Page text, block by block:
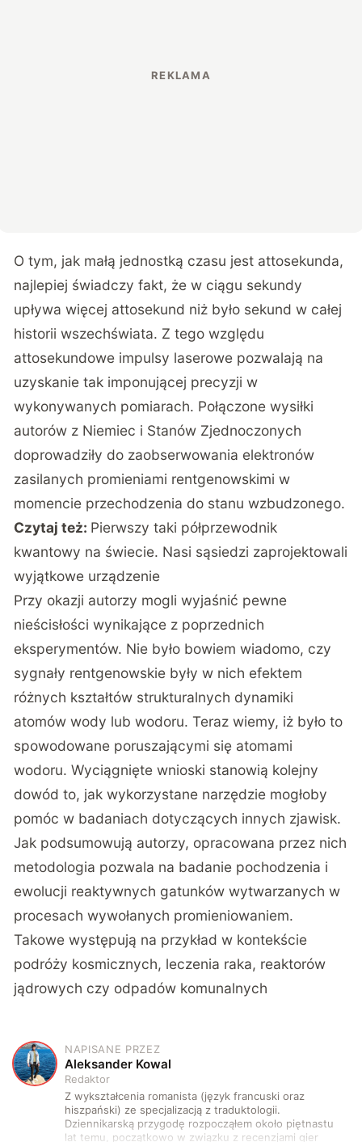
O tym, jak małą jednostką czasu jest attosekunda,
najlepiej świadczy fakt, że w ciągu sekundy
upływa więcej attosekund niż było sekund w całej
historii wszechświata. Z tego względu
attosekundowe impulsy laserowe pozwalają na
uzyskanie tak imponującej precyzji w
wykonywanych pomiarach. Połączone wysiłki
autorów z Niemiec i Stanów Zjednoczonych
doprowadziły do zaobserwowania elektronów
zasilanych promieniami rentgenowskimi w
momencie przechodzenia do stanu wzbudzonego.
Czytaj też: Pierwszy taki półprzewodnik
kwantowy na świecie. Nasi sąsiedzi zaprojektowali
wyjątkowe urządzenie
Przy okazji autorzy mogli wyjaśnić pewne
nieścisłości wynikające z poprzednich
eksperymentów. Nie było bowiem wiadomo, czy
sygnały rentgenowskie były w nich efektem
różnych kształtów strukturalnych dynamiki
atomów wody lub wodoru. Teraz wiemy, iż było to
spowodowane poruszającymi się atomami
wodoru. Wyciągnięte wnioski stanowią kolejny
dowód to, jak wykorzystane narzędzie mogłoby
pomóc w badaniach dotyczących innych zjawisk.
Jak podsumowują autorzy, opracowana przez nich
metodologia pozwala na badanie pochodzenia i
ewolucji reaktywnych gatunków wytwarzanych w
procesach wywołanych promieniowaniem.
Takowe występują na przykład w kontekście
podróży kosmicznych, leczenia raka, reaktorów
jądrowych czy odpadów komunalnych
A
NAPISANE PRZEZ
Aleksander Kowal
Redaktor
Z wykształcenia romanista (język francuski oraz
hiszpański) ze specjalizacją z traduktologii.
Dziennikarską przygodę rozpocząłem około piętnastu
lat temu, początkowo w związku z recenzjami gier